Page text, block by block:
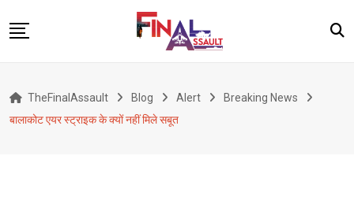
to
War
TheFinalAssault Blog Alert
Breaking News
बालाकोट एयर स्ट्राइक के क्यों नहीं मिले सबूत